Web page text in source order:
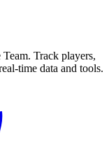
Track players,
time data and tools.